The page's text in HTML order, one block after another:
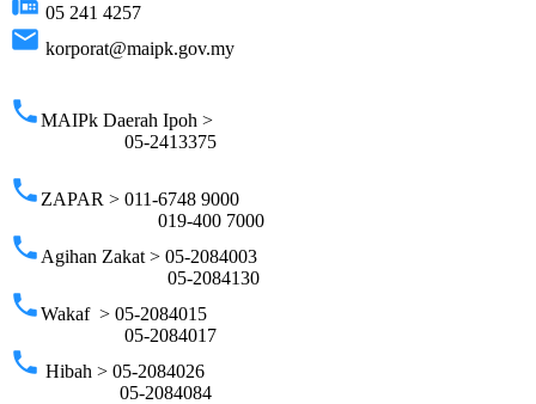
05 241 4257
email korporat@maipk.gov.my
phoneMAIPk Daerah Ipoh >
05-2413375
phone ZAPAR > 011-6748 9000
019-400 7000
phone Agihan Zakat > 05-2084003
05-2084130
phoneWakaf > 05-2084015
05-2084017
phone Hibah > 05-2084026
05-2084084